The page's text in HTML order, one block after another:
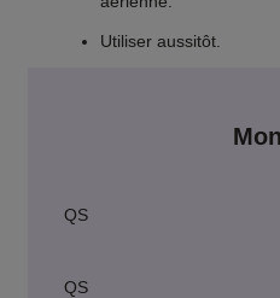
Utiliser aussitôt.
QS
QS